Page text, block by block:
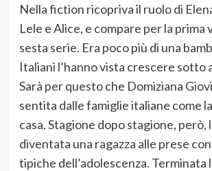
Nella fiction ricopriva il ruolo di
Lele e Alice, e compare per la prima
sesta serie. Era poco più di una
Italiani l’hanno vista crescere sotto
Sarà per questo che Domiziana
sentita dalle famiglie italiane come
casa. Stagione dopo stagione, però,
diventata una ragazza alle prese
tipiche dell’adolescenza. Terminata